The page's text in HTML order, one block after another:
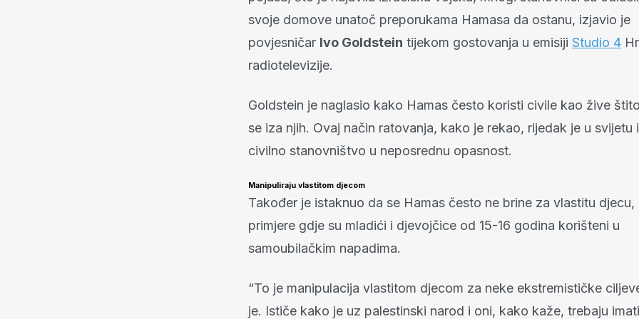
svoje domove unatoč preporukama Hamasa da ostanu, izjavio je
povjesničar Ivo Goldstein tijekom gostovanja u emisiji Studio 4
radiotelevizije.
Goldstein je naglasio kako Hamas često koristi civile kao žive
se iza njih. Ovaj način ratovanja, kako je rekao, rijedak je u svijetu
civilno stanovništvo u neposrednu opasnost.
Manipuliraju vlastitom djecom
Također je istaknuo da se Hamas često ne brine za vlastitu
primjere gdje su mladići i djevojčice od 15-16 godina korišteni u
samoubilačkim napadima.
“To je manipulacija vlastitom djecom za neke ekstremističke
je. Ističe kako je uz palestinski narod i oni, kako kaže, trebaju